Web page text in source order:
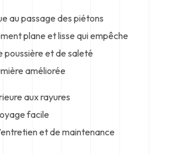
au passage des piétons
plane et lisse qui empêche
poussière et de saleté
améliorée
aux rayures
facile
et de maintenance